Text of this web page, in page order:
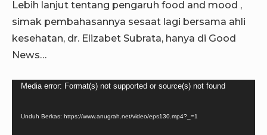
Lebih lanjut tentang pengaruh food and mood ,
simak pembahasannya sesaat lagi bersama ahli
kesehatan, dr. Elizabet Subrata, hanya di Good
News…
Pemutar
Media error: Format(s) not supported or source(s) not found
Unduh Berkas: https://www.anugrah.net/video/eps130.mp4?_=1